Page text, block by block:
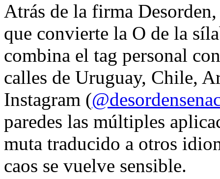
Atrás de la firma
que convierte la O de la
combina el tag personal
calles de Uruguay, Chile,
Instagram (
paredes las múltiples
muta traducido a otros
caos se vuelve sensible.